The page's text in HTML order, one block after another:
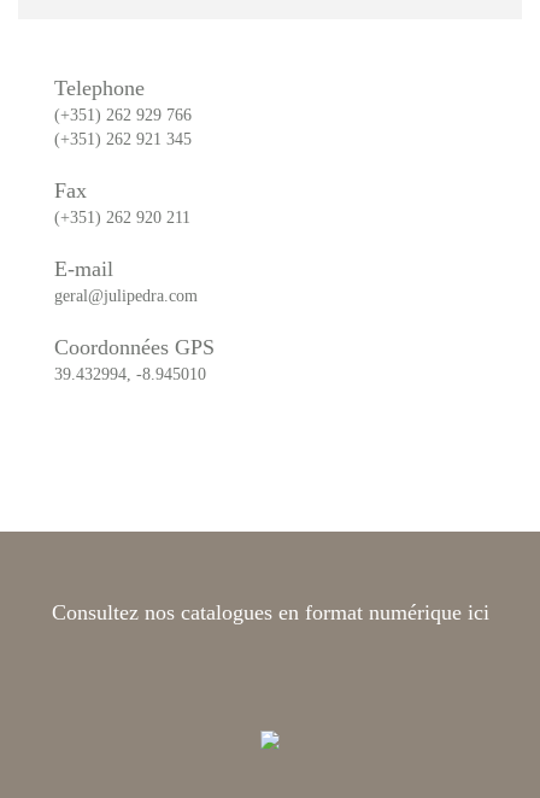
Telephone
(+351) 262 929 766
(+351) 262 921 345
Fax
(+351) 262 920 211
E-mail
geral@julipedra.com
Coordonnées GPS
39.432994, -8.945010
Consultez nos catalogues en format numérique ici